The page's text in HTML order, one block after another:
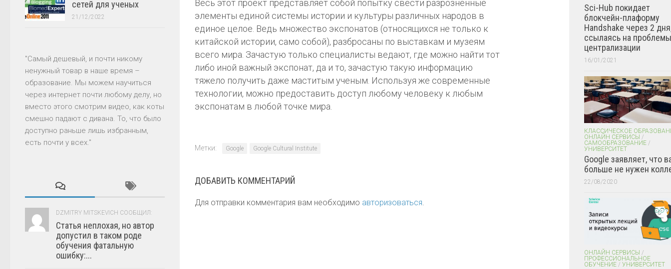
Весь этот проект представляет собой попытку свести разрозненные
элементы единой системы истории и культуры различных народов в
единое целое. Ведь множество экспонатов (относящихся не только к
китайской истории, само собой), разбросаны по выставкам и музеям
всего мира. Зачастую только специалисты ведают, где можно найти тот
либо иной важный экспонат, да и то, зачастую такую информацию
тяжело получить даже маститым ученым. Используя же современные
технологии, можно предоставить доступ любому человеку к любым
экспонатам в любой точке мира.
Метки: Google Google Cultural Institute
ДОБАВИТЬ КОММЕНТАРИЙ
Для отправки комментария вам необходимо авторизоваться.
сетей для ученых
21/12/2022
"Самый дешевый, и почти никому
ненужный товар в наше время –
образование. Мы можем научиться
через интернет почти любому делу, но
вместо этого смотрим видео, как коты
смешно падают с дивана. То, что было
доступно раньше лишь избранным,
есть почти у всех."
DZMITRY MITSKEVICH СООБЩИЛ:
Статья неплохая, но автор
допустил в таком роде
обучения фатальную
ошибку:...
Sci-Hub покидает
блокчейн-плаформу
Handshake через 2
ссылаясь на проблемы
централизации
16/01/2021
КЛАССИЧЕСКОЕ
ОНЛАЙН СЕРВИСЫ /
САМООБРАЗОВАНИЕ /
УНИВЕРСИТЕТ
Google заявляет, что
больше не нужен
22/08/2020
ОНЛАЙН СЕРВИСЫ /
ПРОФЕССИОНАЛЬНОЕ
ОБУЧЕНИЕ / УНИВЕРСИТЕТ